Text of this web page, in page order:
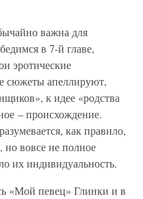
важна для
в 7-й главе,
эротические
сюжеты апеллируют,
к идее «родства
– происхождение.
как правило,
но вовсе не полное
их индивидуальность.
«Мой певец» Глинки и в